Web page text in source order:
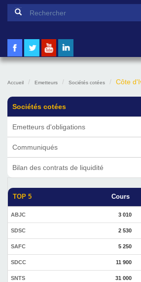
Formulaire de
Accueil Emetteurs Sociétés cotées Côte
Sociétés cotées
Emetteurs d'obligations
Communiqués
Bilan des contrats de liquidité
TOP 5 Cours
ABJC 3 010
SDSC 2 530
SAFC 5 250
SDCC 11 900
SNTS 31 000